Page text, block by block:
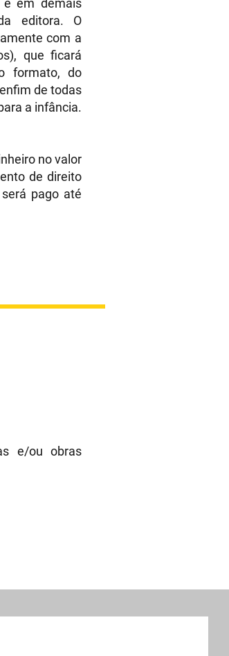
e em demais
editora. O
com a
que ficará
formato, do
de todas
a infância.
no valor
de direito
pago até
e/ou obras